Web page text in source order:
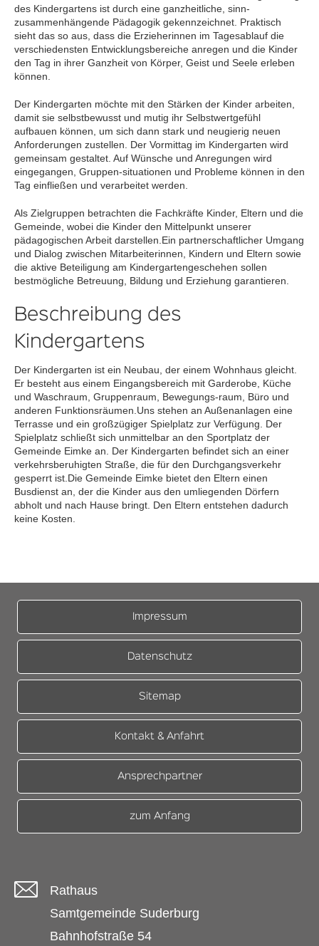
des Kindergartens ist durch eine ganzheitliche, sinn-
zusammenhängende Pädagogik gekennzeichnet. Praktisch
sieht das so aus, dass die Erzieherinnen im Tagesablauf die
verschiedensten Entwicklungsbereiche anregen und die Kinder
den Tag in ihrer Ganzheit von Körper, Geist und Seele erleben
können.
Der Kindergarten möchte mit den Stärken der Kinder arbeiten,
damit sie selbstbewusst und mutig ihr Selbstwertgefühl
aufbauen können, um sich dann stark und neugierig neuen
Anforderungen zustellen. Der Vormittag im Kindergarten wird
gemeinsam gestaltet. Auf Wünsche und Anregungen wird
eingegangen, Gruppen-situationen und Probleme können in den
Tag einfließen und verarbeitet werden.
Als Zielgruppen betrachten die Fachkräfte Kinder, Eltern und die
Gemeinde, wobei die Kinder den Mittelpunkt unserer
pädagogischen Arbeit darstellen.Ein partnerschaftlicher Umgang
und Dialog zwischen Mitarbeiterinnen, Kindern und Eltern sowie
die aktive Beteiligung am Kindergartengeschehen sollen
bestmögliche Betreuung, Bildung und Erziehung garantieren.
Beschreibung des
Kindergartens
Der Kindergarten ist ein Neubau, der einem Wohnhaus gleicht.
Er besteht aus einem Eingangsbereich mit Garderobe, Küche
und Waschraum, Gruppenraum, Bewegungs-raum, Büro und
anderen Funktionsräumen.Uns stehen an Außenanlagen eine
Terrasse und ein großzügiger Spielplatz zur Verfügung. Der
Spielplatz schließt sich unmittelbar an den Sportplatz der
Gemeinde Eimke an. Der Kindergarten befindet sich an einer
verkehrsberuhigten Straße, die für den Durchgangsverkehr
gesperrt ist.Die Gemeinde Eimke bietet den Eltern einen
Busdienst an, der die Kinder aus den umliegenden Dörfern
abholt und nach Hause bringt. Den Eltern entstehen dadurch
keine Kosten.
Impressum
Datenschutz
Sitemap
Kontakt & Anfahrt
Ansprechpartner
zum Anfang
Rathaus
Samtgemeinde Suderburg
Bahnhofstraße 54